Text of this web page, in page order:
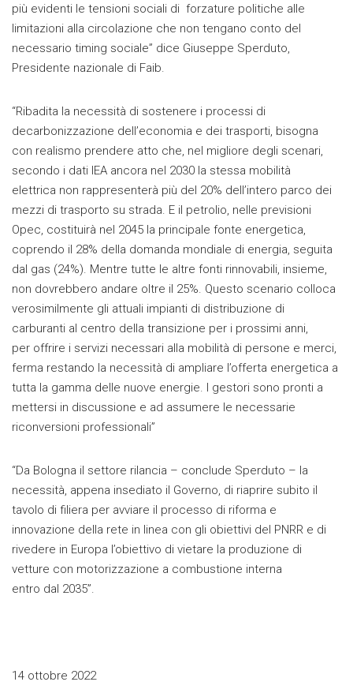
più evidenti le tensioni sociali di forzature politiche alle
limitazioni alla circolazione che non tengano conto del
necessario timing sociale” dice Giuseppe Sperduto,
Presidente nazionale di Faib.
“Ribadita la necessità di sostenere i processi di
decarbonizzazione dell’economia e dei trasporti, bisogna
con realismo prendere atto che, nel migliore degli scenari,
secondo i dati IEA ancora nel 2030 la stessa mobilità
elettrica non rappresenterà più del 20% dell’intero parco dei
mezzi di trasporto su strada. E il petrolio, nelle previsioni
Opec, costituirà nel 2045 la principale fonte energetica,
coprendo il 28% della domanda mondiale di energia, seguita
dal gas (24%). Mentre tutte le altre fonti rinnovabili, insieme,
non dovrebbero andare oltre il 25%. Questo scenario colloca
verosimilmente gli attuali impianti di distribuzione di
carburanti al centro della transizione per i prossimi anni,
per offrire i servizi necessari alla mobilità di persone e merci,
ferma restando la necessità di ampliare l’offerta energetica a
tutta la gamma delle nuove energie. I gestori sono pronti a
mettersi in discussione e ad assumere le necessarie
riconversioni professionali”
“Da Bologna il settore rilancia – conclude Sperduto – la
necessità, appena insediato il Governo, di riaprire subito il
tavolo di filiera per avviare il processo di riforma e
innovazione della rete in linea con gli obiettivi del PNRR e di
rivedere in Europa l’obiettivo di vietare la produzione di
vetture con motorizzazione a combustione interna
entro dal 2035”.
14 ottobre 2022